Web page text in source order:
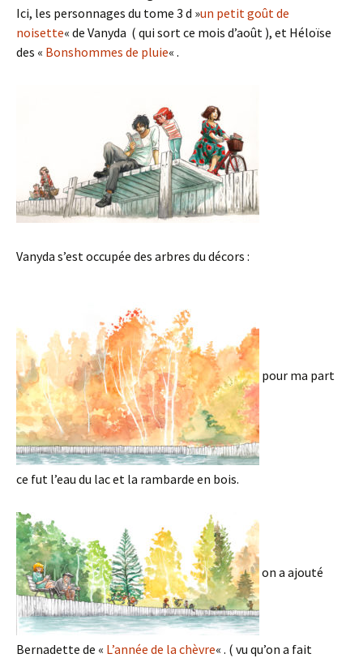
Ici, les personnages du tome 3 d »un petit goût de
noisette« de Vanyda ( qui sort ce mois d’août ), et Héloïse
des « Bonshommes de pluie« .
Vanyda s’est occupée des arbres du décors :
pour ma part
ce fut l’eau du lac et la rambarde en bois.
on a ajouté
Bernadette de « L’année de la chèvre« . ( vu qu’on a fait